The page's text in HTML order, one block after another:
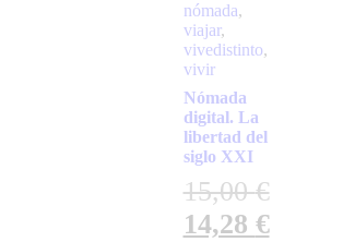
nómada,
viajar,
vivedistinto,
vivir
Nómada
digital. La
libertad del
siglo XXI
15,00€
14,28 €